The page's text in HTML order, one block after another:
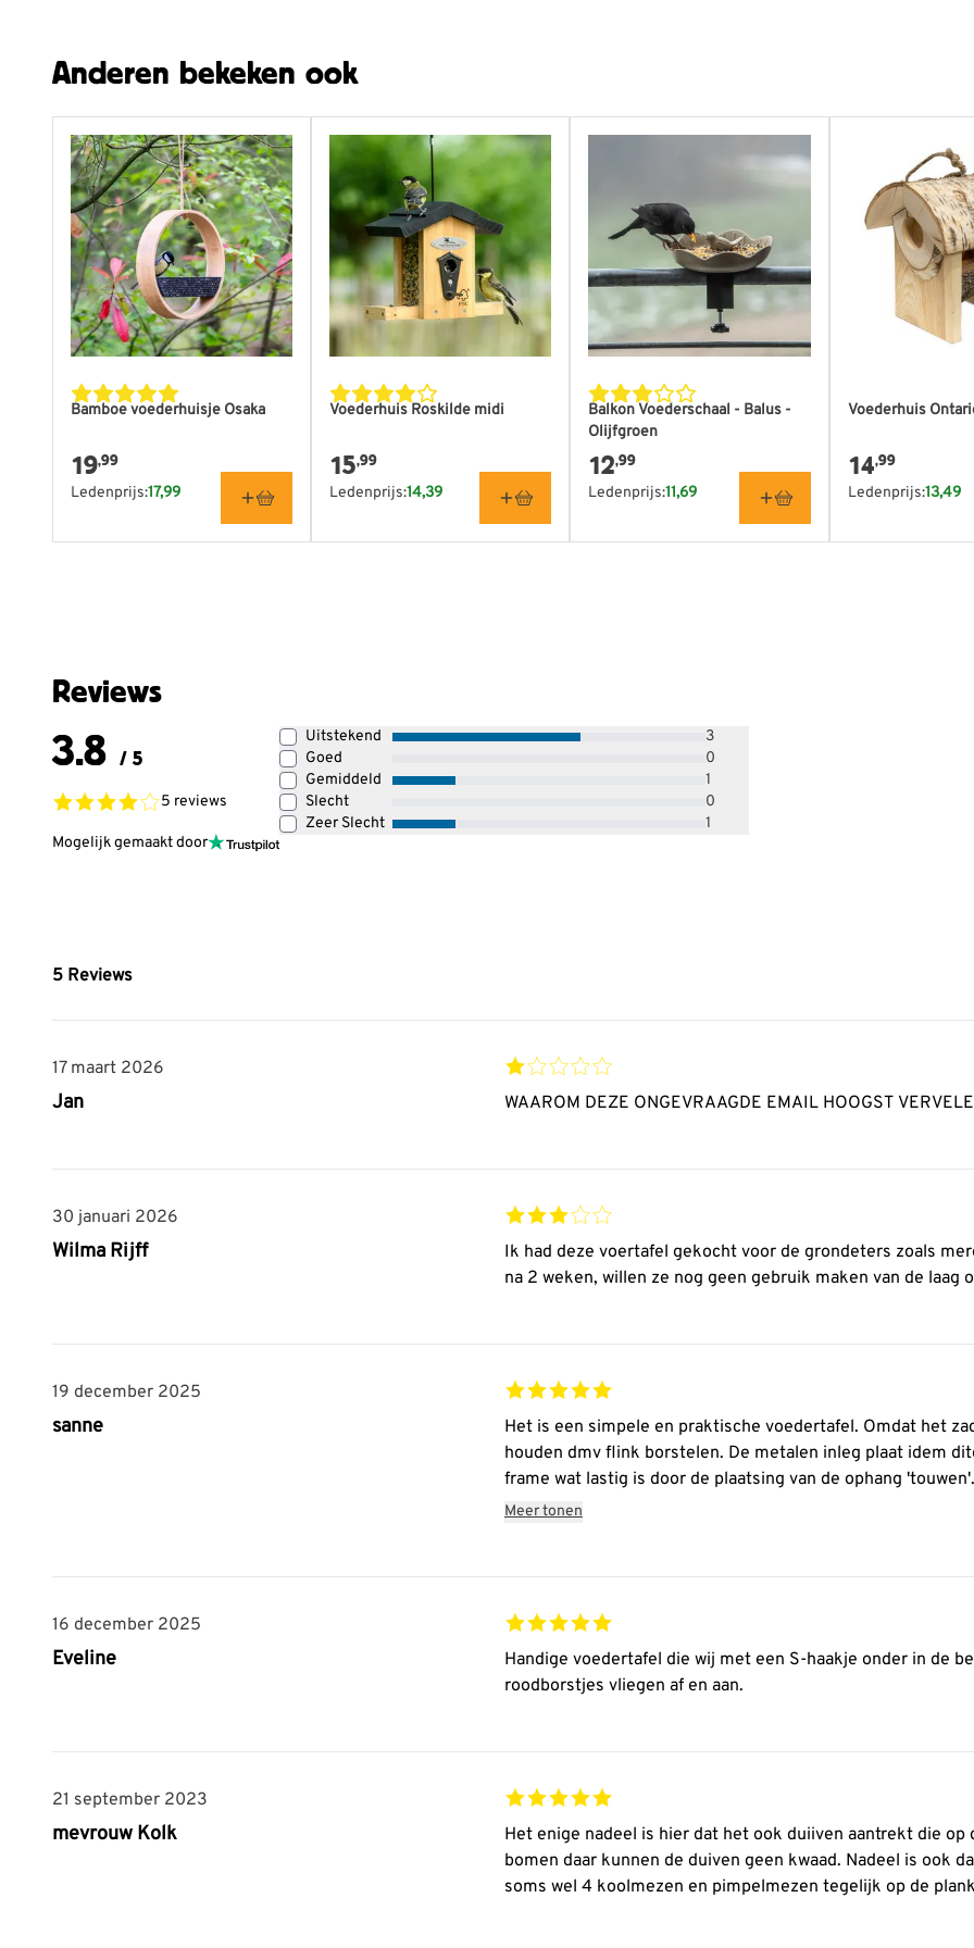
Anderen bekeken ook
Bamboe voederhuisje Osaka
19,99
Ledenprijs:17,99
Voederhuis Roskilde midi
15,99
Ledenprijs:14,39
Balkon Voederschaal - Balus -
Olijfgroen
12,99
Ledenprijs:11,69
Voederhuis
14,99
Ledenprijs:13,49
Reviews
3.8 / 5
5 reviews
Mogelijk gemaakt door
Uitstekend
3
Goed
0
Gemiddeld
1
Slecht
0
Zeer Slecht
1
5 Reviews
17 maart 2026
17 maart 2026
Jan WAAROM DEZE ONGEVRAAGDE EMAIL HOOGST
30 januari 2026
30 januari 2026
Wilma Rijff
Ik had deze voertafel gekocht voor de grondeters zoals merels en roodborstjes,
na 2 weken, willen ze nog geen gebruik maken van de laag
19 december 2025
19 december 2025
sanne
Het is een simpele en praktische voedertafel. Omdat het
houden dmv flink borstelen. De metalen inleg plaat idem
frame wat lastig is door de plaatsing van de ophang
plezier en gemak van het plateau en daar gaat het toch om.
Meer tonen
16 december 2025
16 december 2025
Eveline
Handige voedertafel die wij met een S-haakje onder in de
roodborstjes vliegen af en aan.
21 september 2023
21 september 2023
mevrouw Kolk
Het enige nadeel is hier dat het ook duiiven aantrekt die
bomen daar kunnen de duiven geen kwaad. Nadeel is ook
soms wel 4 koolmezen en pimpelmezen tegelijk op de